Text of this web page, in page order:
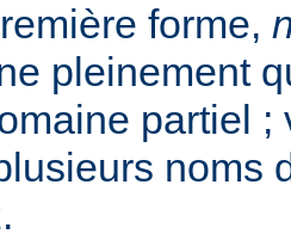
forme,
pleinement
partiel ;
noms